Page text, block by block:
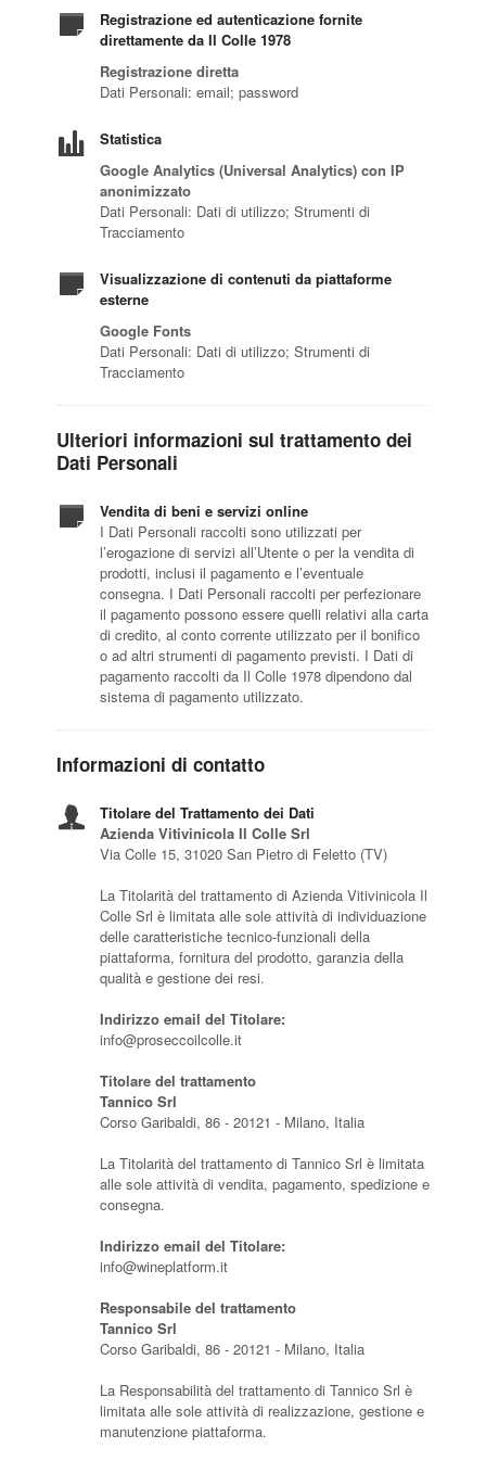
Registrazione ed autenticazione fornite
direttamente da Il Colle 1978
Registrazione diretta
Dati Personali: email; password
Statistica
Google Analytics (Universal Analytics) con IP
anonimizzato
Dati Personali: Dati di utilizzo; Strumenti di
Tracciamento
Visualizzazione di contenuti da piattaforme
esterne
Google Fonts
Dati Personali: Dati di utilizzo; Strumenti di
Tracciamento
Ulteriori informazioni sul trattamento dei
Dati Personali
Vendita di beni e servizi online
I Dati Personali raccolti sono utilizzati per
l’erogazione di servizi all’Utente o per la vendita di
prodotti, inclusi il pagamento e l’eventuale
consegna. I Dati Personali raccolti per perfezionare
il pagamento possono essere quelli relativi alla carta
di credito, al conto corrente utilizzato per il bonifico
o ad altri strumenti di pagamento previsti. I Dati di
pagamento raccolti da Il Colle 1978 dipendono dal
sistema di pagamento utilizzato.
Informazioni di contatto
Titolare del Trattamento dei Dati
Azienda Vitivinicola Il Colle Srl
Via Colle 15, 31020 San Pietro di Feletto (TV)
La Titolarità del trattamento di Azienda Vitivinicola Il
Colle Srl è limitata alle sole attività di individuazione
delle caratteristiche tecnico-funzionali della
piattaforma, fornitura del prodotto, garanzia della
qualità e gestione dei resi.
Indirizzo email del Titolare:
info@proseccoilcolle.it
Titolare del trattamento
Tannico Srl
Corso Garibaldi, 86 - 20121 - Milano, Italia
La Titolarità del trattamento di Tannico Srl è limitata
alle sole attività di vendita, pagamento, spedizione e
consegna.
Indirizzo email del Titolare:
info@wineplatform.it
Responsabile del trattamento
Tannico Srl
Corso Garibaldi, 86 - 20121 - Milano, Italia
La Responsabilità del trattamento di Tannico Srl è
limitata alle sole attività di realizzazione, gestione e
manutenzione piattaforma.